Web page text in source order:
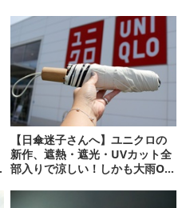
【日傘迷子さんへ】ユニクロの
新作、遮熱・遮光・UVカット全
部入りで涼しい！しかも大雨OK